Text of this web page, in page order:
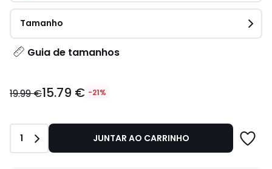
Tamanho
Guia de tamanhos
€
19.99
€
19.99 €15.79 € -21%
Quantidade
1 JUNTAR AO CARRINHO